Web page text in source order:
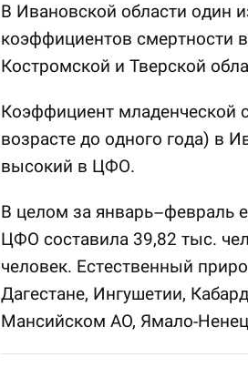
В Ивановской области один
коэффициентов смертности
Костромской и Тверской
Коэффициент младенческой
возрасте до одного года) в
высокий в ЦФО.
В целом за январь–февраль
ЦФО составила 39,82 тыс.
человек. Естественный
Дагестане, Ингушетии,
Мансийском АО, Ямало-